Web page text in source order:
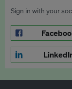
Sign in with your